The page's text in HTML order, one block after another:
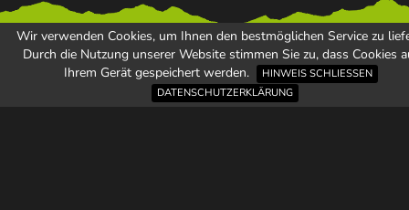
Wir verwenden Cookies, um Ihnen den bestmöglichen Service zu
Durch die Nutzung unserer Website stimmen Sie zu, dass Cookies
Ihrem Gerät gespeichert werden.
HINWEIS SCHLIESSEN
DATENSCHUTZERKLÄRUNG
Email
Zu
den
Naturpark-
Partnerbetrieben
Hotline